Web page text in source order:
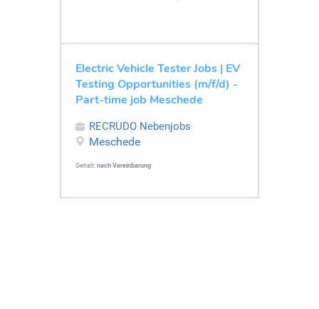
Electric Vehicle Tester Jobs | EV
Testing Opportunities (m/f/d) -
Part-time job Meschede
RECRUDO Nebenjobs
Meschede
Gehalt: nach Vereinbarung